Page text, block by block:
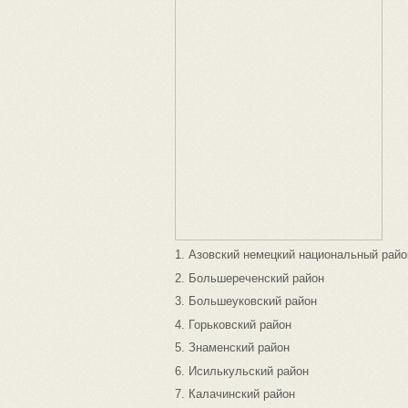
1. Азовский немецкий национальный
2. Большереченский район
3. Большеуковский район
4. Горьковский район
5. Знаменский район
6. Исилькульский район
7. Калачинский район